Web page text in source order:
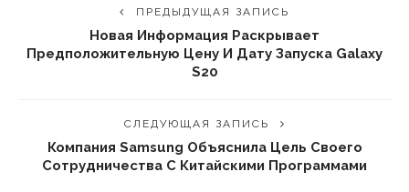
ПРЕДЫДУЩАЯ ЗАПИСЬ
Новая Информация Раскрывает
Предположительную Цену И Дату Запуска Galaxy
S20
СЛЕДУЮЩАЯ ЗАПИСЬ
Компания Samsung Объяснила Цель Своего
Сотрудничества С Китайскими Программами